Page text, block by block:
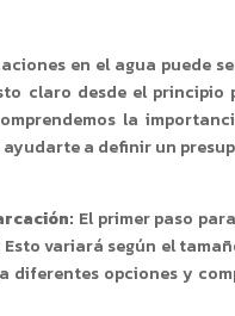
en el agua puede
claro desde el
la
a definir un
El primer paso
variará según el
diferentes opciones y